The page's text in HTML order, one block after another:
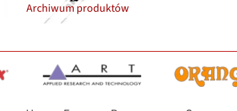
Archiwum produktów